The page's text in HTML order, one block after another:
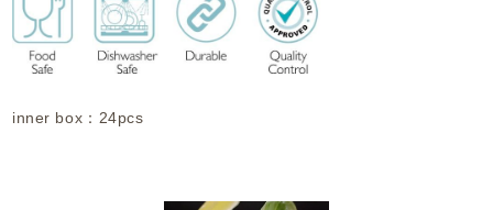
inner box：24pcs